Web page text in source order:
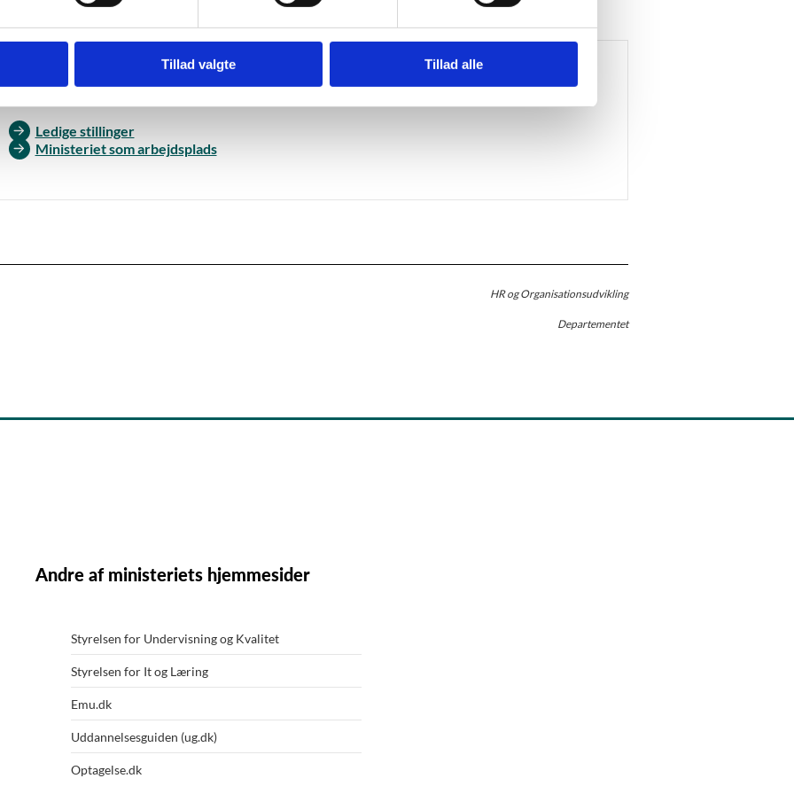
Tillad valgte Tillad alle
Ledige stillinger
Ministeriet som arbejdsplads
HR og Organisationsudvikling
Departementet
Andre af ministeriets hjemmesider
Styrelsen for Undervisning og Kvalitet
Styrelsen for It og Læring
Emu.dk
Uddannelsesguiden (ug.dk)
Optagelse.dk